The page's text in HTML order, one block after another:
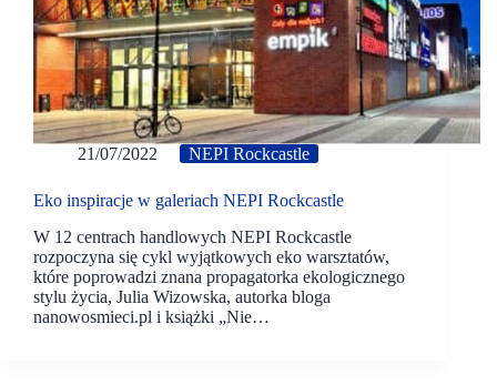
21/07/2022 NEPI Rockcastle
Eko inspiracje w galeriach NEPI Rockcastle
W 12 centrach handlowych NEPI Rockcastle
rozpoczyna się cykl wyjątkowych eko warsztatów,
które poprowadzi znana propagatorka ekologicznego
stylu życia, Julia Wizowska, autorka bloga
nanowosmieci.pl i książki „Nie…